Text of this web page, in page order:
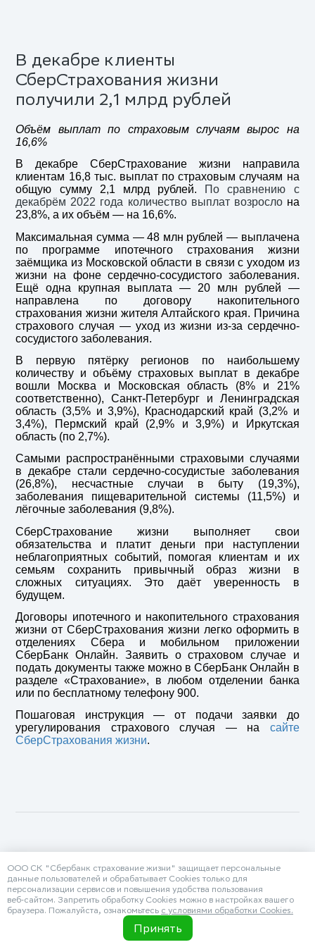
В декабре клиенты
СберСтрахования жизни
получили 2,1 млрд рублей
Объём выплат по страховым случаям вырос на
16,6%
В декабре СберСтрахование жизни направила
клиентам 16,8 тыс. выплат по страховым случаям на
общую сумму 2,1 млрд рублей.
По сравнению с
декабрём 2022 года количество выплат возрослона
23,8%, а их объём — на 16,6%.
Максимальная сумма — 48 млн рублей — выплачена
по программе ипотечного страхования жизни
заёмщика из Московской области в связи с уходом из
жизни на фоне сердечно-сосудистого заболевания.
Ещё одна крупная выплата — 20 млн рублей —
направлена по договору накопительного
страхования жизни жителя Алтайского края. Причина
страхового случая — уход из жизни из-за сердечно-
сосудистого заболевания.
В первую пятёрку регионов по наибольшему
количеству и объёму страховых выплат в декабре
вошли Москва и Московская область (8% и 21%
соответственно), Санкт-Петербург и Ленинградская
область (3,5% и 3,9%), Краснодарский край (3,2% и
3,4%), Пермский край (2,9% и 3,9%) и Иркутская
область (по 2,7%).
Самыми распространёнными страховыми случаями
в декабре стали сердечно-сосудистые заболевания
(26,8%), несчастные случаи в быту (19,3%),
заболевания пищеварительной системы (11,5%) и
лёгочные заболевания (9,8%).
СберСтрахование жизни выполняет свои
обязательства и платит деньги при наступлении
неблагоприятных событий, помогая клиентам и их
семьям сохранить привычный образ жизни в
сложных ситуациях. Это даёт уверенность в
будущем.
Договоры ипотечного и накопительного страхования
жизни от СберСтрахования жизни легко оформить в
отделениях Сбера и мобильном приложении
СберБанк Онлайн. Заявить о страховом случае и
подать документы также можно в СберБанк Онлайн в
разделе «Страхование», в любом отделении банка
или по бесплатному телефону 900.
Пошаговая инструкция — от подачи заявки до
урегулирования страхового случая — на сайте
СберСтрахования жизни.
ООО СК "Сбербанк страхование жизни" защищает персональные
данные пользователей и обрабатывает Cookies только для
персонализации сервисов и повышения удобства пользования
веб‑сайтом. Запретить обработку Cookies можно в настройках вашего
браузера. Пожалуйста, ознакомьтесь с условиями обработки Cookies.
Принять